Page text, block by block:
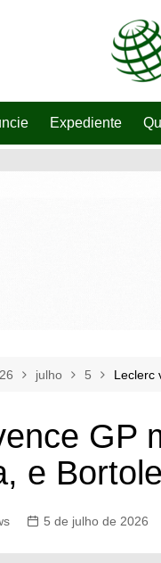
Expediente
julho 5 Leclerc
GP
e
5 de julho de 2026